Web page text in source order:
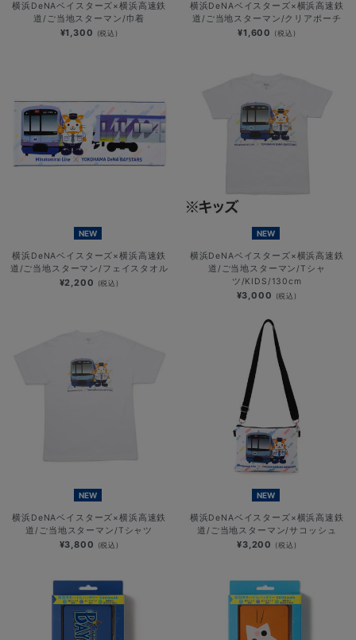
横浜DeNAベイスターズ×横浜高速鉄
道/ご当地スターマン/巾着
¥1,300 (税込)
横浜DeNAベイスターズ×横浜高速鉄
道/ご当地スターマン/クリアポーチ
¥1,600 (税込)
NEW
横浜DeNAベイスターズ×横浜高速鉄
道/ご当地スターマン/フェイスタオル
¥2,200 (税込)
NEW
横浜DeNAベイスターズ×横浜高速鉄
道/ご当地スターマン/Tシャ
ツ/KIDS/130cm
¥3,000 (税込)
NEW
横浜DeNAベイスターズ×横浜高速鉄
道/ご当地スターマン/Tシャツ
¥3,800 (税込)
NEW
横浜DeNAベイスターズ×横浜高速鉄
道/ご当地スターマン/サコッシュ
¥3,200 (税込)